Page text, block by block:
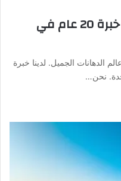
أفضل معلم دهانات بجدة | خبرة 20 عام في
الدهانات الجميل. لدينا خبرة